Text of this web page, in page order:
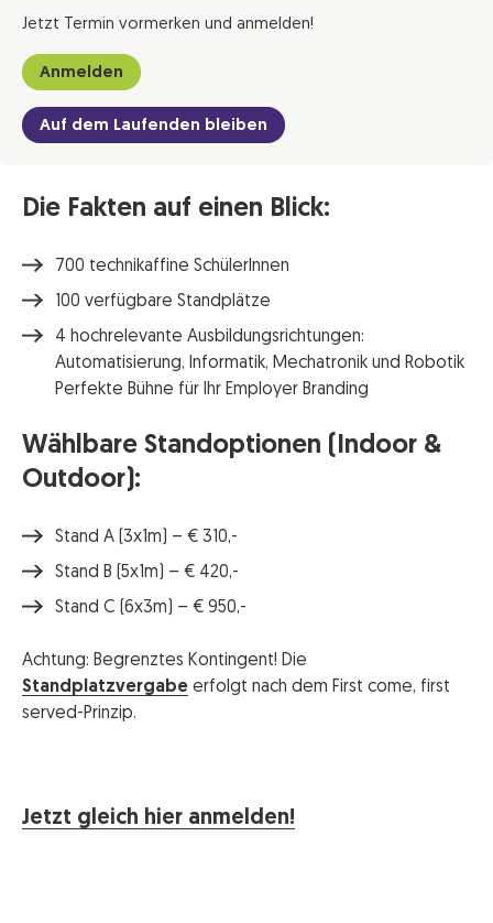
Jetzt Termin vormerken und anmelden!
Anmelden
Auf dem Laufenden bleiben
Die Fakten auf einen Blick:
700 technikaffine SchülerInnen
100 verfügbare Standplätze
4 hochrelevante Ausbildungsrichtungen:
Automatisierung, Informatik, Mechatronik und Robotik
Perfekte Bühne für Ihr Employer Branding
Wählbare Standoptionen (Indoor &
Outdoor):
Stand A (3x1m) – € 310,-
Stand B (5x1m) – € 420,-
Stand C (6x3m) – € 950,-
Achtung: Begrenztes Kontingent! Die
Standplatzvergabe erfolgt nach dem First come, first
served-Prinzip.
Jetzt gleich hier anmelden!